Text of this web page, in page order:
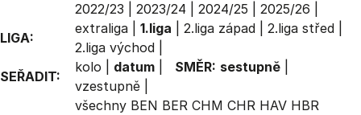
2022/23
2023/24 2024/25 2025/26
LIGA:
extraliga 1.liga 2.liga západ 2.liga střed
2.liga východ
SEŘADIT:
kolo datum SMĚR: sestupně
vzestupně
všechny BEN BER CHM CHR HAV HBR